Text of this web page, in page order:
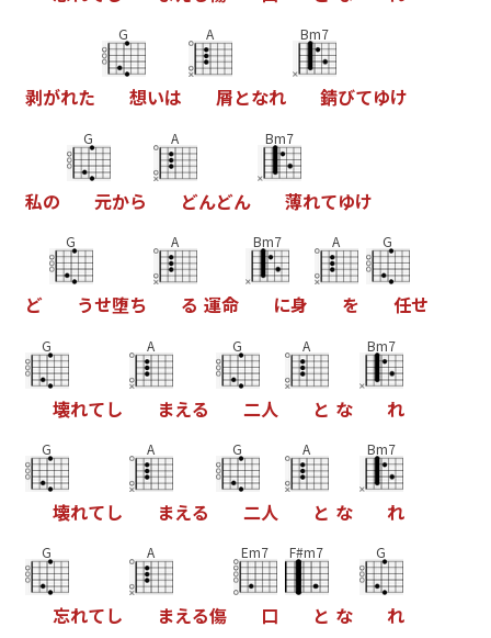
剥がれた
G
想いは
A
屑となれ
Bm7
錆びてゆけ
私の
G
元から
A
どんどん
Bm7
薄れてゆけ
ど
G
うせ堕ち
A
る 運命
Bm7
に身
A
を
G
任せ
G
壊れてし
A
まえる
G
二人
A
と な
Bm7
れ
G
壊れてし
A
まえる
G
二人
A
と な
Bm7
れ
G
忘れてし
A
まえる傷
Em7
口
F#m7
と な
G
れ